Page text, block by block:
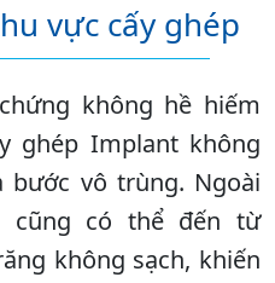
vực cấy ghép
không hề hiếm
ghép Implant không
bước vô trùng. Ngoài
cũng có thể đến từ
không sạch, khiến